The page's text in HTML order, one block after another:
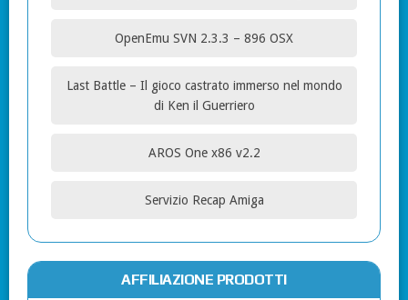
OpenEmu SVN 2.3.3 – 896 OSX
Last Battle – Il gioco castrato immerso nel mondo
di Ken il Guerriero
AROS One x86 v2.2
Servizio Recap Amiga
AFFILIAZIONE PRODOTTI